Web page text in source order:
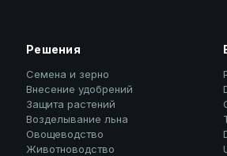
Решения
Семена и зерно
Внесение удобрений
Защита растений
Возделывание льна
Овощеводство
Животноводство